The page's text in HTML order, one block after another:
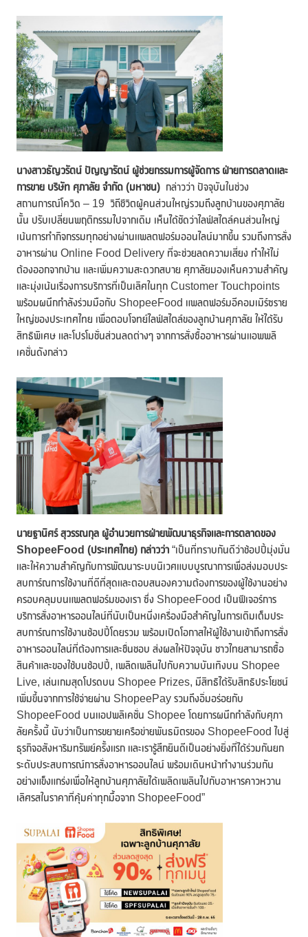
นางสาวธัญวรัตน์ ปัญญารัตน์ ผู้ช่วยกรรมการผู้จัดการ ฝ่ายการตลาดและ
การขาย บริษัท ศุภาลัย จำกัด (มหาชน) กล่าวว่า ปัจจุบันในช่วง
สถานการณ์โควิด – 19 วิถีชีวิตผู้คนส่วนใหญ่รวมถึงลูกบ้านของศุภาลัย
นั้น ปรับเปลี่ยนพฤติกรรมไปจากเดิม เห็นได้ชัดว่าไลฟ์สไตล์คนส่วนใหญ่
เน้นการทำกิจกรรมทุกอย่างผ่านแพลตฟอร์มออนไลน์มากขึ้น รวมถึงการสั่ง
อาหารผ่าน Online Food Delivery ที่จะช่วยลดความเสี่ยง ทำให้ไม่
ต้องออกจากบ้าน และเพิ่มความสะดวกสบาย ศุภาลัยมองเห็นความสำคัญ
และมุ่งเน้นเรื่องการบริการที่เป็นเลิศในทุก Customer Touchpoints
พร้อมผนึกกำลังร่วมมือกับ ShopeeFood แพลตฟอร์มอีคอมเมิร์ซราย
ใหญ่ของประเทศไทย เพื่อตอบโจทย์ไลฟ์สไตล์ของลูกบ้านศุภาลัย ให้ได้รับ
สิทธิพิเศษ และโปรโมชั่นส่วนลดต่างๆ จากการสั่งซื้ออาหารผ่านแอพพลิ
เคชั่นดังกล่าว
นายฐานิศร์ สุวรรณกุล ผู้อำนวยการฝ่ายพัฒนาธุรกิจและการตลาดของ
ShopeeFood (ประเทศไทย) กล่าวว่า “เป็นที่ทราบกันดีว่าช้อปปี้มุ่งมั่น
และให้ความสำคัญกับการพัฒนาระบบนิเวศแบบบูรณาการเพื่อส่งมอบประ
สบการ์ณการใช้งานที่ดีที่สุดและตอบสนองความต้องการของผู้ใช้งานอย่าง
ครอบคลุมบนแพลตฟอร์มของเรา ซึ่ง ShopeeFood เป็นฟีเจอร์การ
บริการสั่งอาหารออนไลน์ที่นับเป็นหนึ่งเครื่องมือสำคัญในการเติมเต็มประ
สบการ์ณการใช้งานช้อปปี้โดยรวม พร้อมเปิดโอกาสให้ผู้ใช้งานเข้าถึงการสั่ง
อาหารออนไลน์ที่ต้องการและชื่นชอบ ส่งผลให้ปัจจุบัน ชาวไทยสามารถซื้อ
สินค้าและของใช้บนช้อปปี้, เพลิดเพลินไปกับความบันเทิงบน Shopee
Live, เล่นเกมสุดโปรดบน Shopee Prizes, มีสิทธิได้รับสิทธิประโยชน์
เพิ่มขึ้นจากการใช้จ่ายผ่าน ShopeePay รวมถึงอิ่มอร่อยกับ
ShopeeFood บนแอปพลิเคชั่น Shopee โดยการผนึกกำลังกับศุภา
ลัยครั้งนี้ นับว่าเป็นการขยายเครือข่ายพันธมิตรของ ShopeeFood ไปสู่
ธุรกิจอสังหาริมทรัพย์ครั้งแรก และเรารู้สึกยินดีเป็นอย่างยิ่งที่ได้ร่วมกันยก
ระดับประสบการณ์การสั่งอาหารออนไลน์ พร้อมเดินหน้าทำงานร่วมกัน
อย่างแข็งแกร่งเพื่อให้ลูกบ้านศุภาลัยได้เพลิดเพลินไปกับอาหารคาวหวาน
เลิศรสในราคาที่คุ้มค่าทุกมื้อจาก ShopeeFood”